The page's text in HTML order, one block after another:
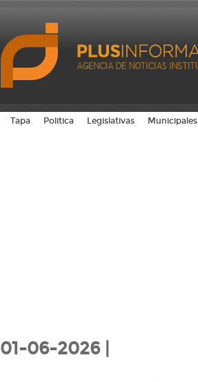
Tapa Politica Legislativas Municipales
01-06-2026 |